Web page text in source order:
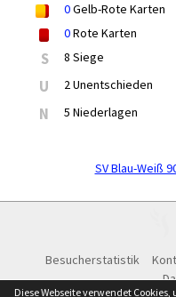
0Gelb-Rote Karten
0Rote Karten
S 8 Siege
U 2 Unentschieden
N 5 Niederlagen
SV Blau-Weiß
Besucherstatistik
Diese Webseite verwendet